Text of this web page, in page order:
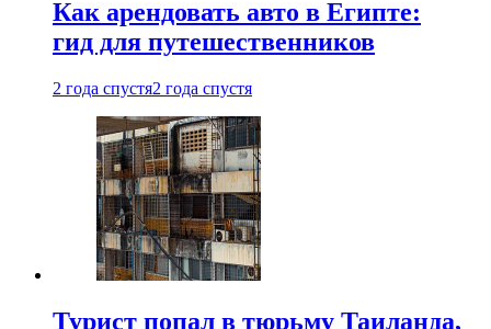
Как арендовать авто в Египте:
гид для путешественников
2 года спустя2 года спустя
Турист попал в тюрьму Таиланда,